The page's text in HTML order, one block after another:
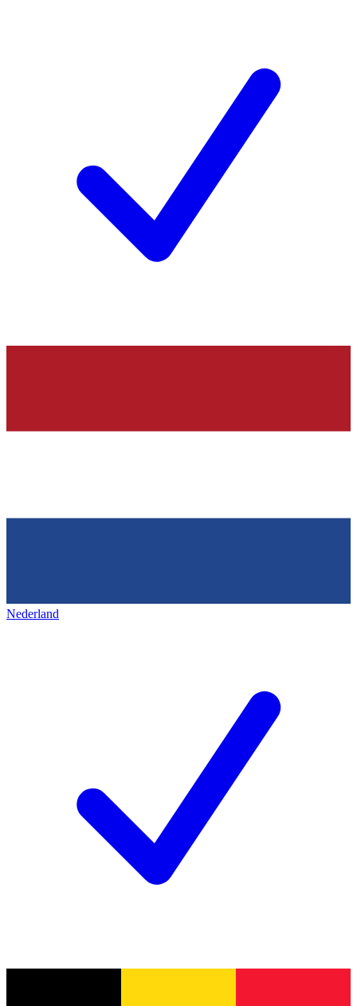
Nederland